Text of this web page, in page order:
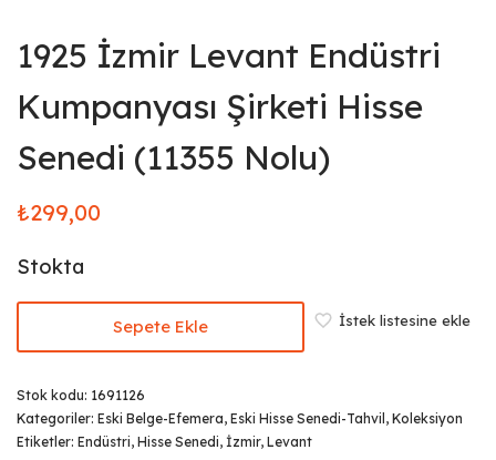
1925 İzmir Levant Endüstri
Kumpanyası Şirketi Hisse
Senedi (11355 Nolu)
₺299,00
Stokta
Sepete Ekle İstek listesine ekle
Stok kodu: 1691126
Kategoriler: Eski Belge-Efemera, Eski Hisse Senedi-Tahvil , Koleksiyon
Etiketler: Endüstri, Hisse Senedi, İzmir, Levant